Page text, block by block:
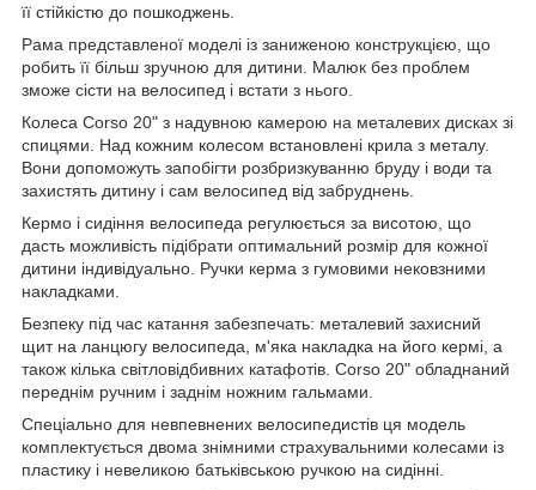
її стійкістю до пошкоджень.
Рама представленої моделі із заниженою конструкцією, що
робить її більш зручною для дитини. Малюк без проблем
зможе сісти на велосипед і встати з нього.
Колеса Corso 20" з надувною камерою на металевих дисках зі
спицями. Над кожним колесом встановлені крила з металу.
Вони допоможуть запобігти розбризкуванню бруду і води та
захистять дитину і сам велосипед від забруднень.
Кермо і сидіння велосипеда регулюється за висотою, що
дасть можливість підібрати оптимальний розмір для кожної
дитини індивідуально. Ручки керма з гумовими нековзними
накладками.
Безпеку під час катання забезпечать: металевий захисний
щит на ланцюгу велосипеда, м'яка накладка на його кермі, а
також кілька світловідбивних катафотів. Corso 20" обладнаний
переднім ручним і заднім ножним гальмами.
Спеціально для невпевнених велосипедистів ця модель
комплектується двома знімними страхувальними колесами із
пластику і невеликою батьківською ручкою на сидінні.